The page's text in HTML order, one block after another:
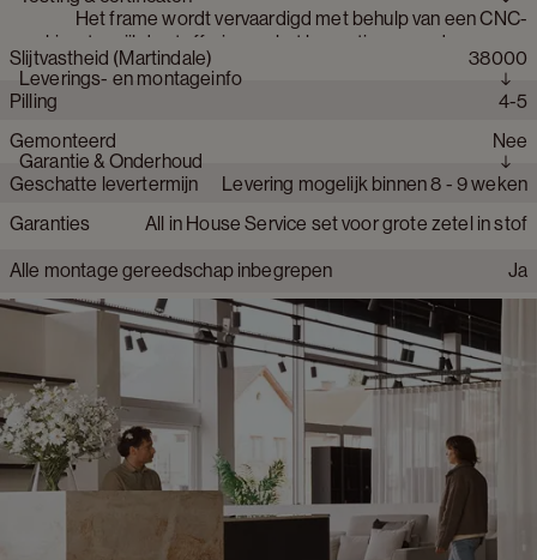
Hoekzetel L 3-zit met ligstuk links en open einde rechts
Collectie product
Comporta
Verstelbare rugleuning
Nee
Elektische relaxzetel
Nee
Afneembare hoes
Nee
Samenstelling stof
Polyester
Materiaal vering zetel
No-sag
Materiaal frame zetel
Massief hout
Materiaal vulling zitting
Rug: HR foam 30/20 kg/m3 - Zitting: HR foam 30/20 kg/m3
Type stof
Plat geweven
Het frame wordt vervaardigd met behulp van een CNC-
machine, terwijl de stoffering en het bevestigen van de mousse
volledig handmatig worden uitgevoerd
Land van herkomst stof
Azië
Slijtvastheid (Martindale)
38000
Pilling
4-5
Lichtechtheid
4-5
Leverings- en montageinfo
Gemonteerd
Nee
Geschatte levertermijn
Levering mogelijk binnen 8 - 9 weken
Uit voorraad leverbaar
Nee
Alle montage gereedschap inbegrepen
Ja
Garantie & Onderhoud
Garanties All in House Service set voor grote zetel in stof